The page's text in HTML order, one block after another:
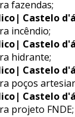
fazendas;
Castelo
incêndio;
Castelo
hidrante;
Castelo
poços
Castelo
projeto FNDE;